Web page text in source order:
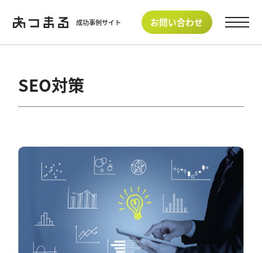
成功事例サイト お問い合わせ
SEO対策